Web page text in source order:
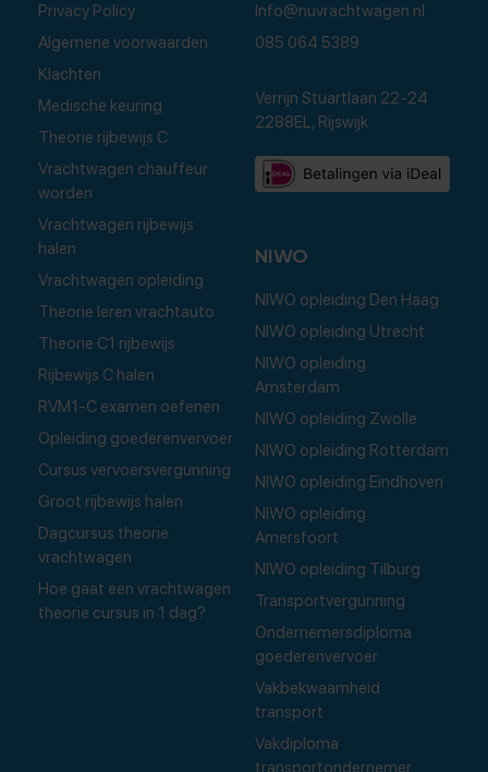
Privacy Policy
Algemene voorwaarden
Klachten
Medische keuring
Theorie rijbewijs C
Vrachtwagen chauffeur
worden
Vrachtwagen rijbewijs
halen
Vrachtwagen opleiding
Theorie leren vrachtauto
Theorie C1 rijbewijs
Rijbewijs C halen
RVM1-C examen oefenen
Opleiding goederenvervoer
Cursus vervoersvergunning
Groot rijbewijs halen
Dagcursus theorie
vrachtwagen
Hoe gaat een vrachtwagen
theorie cursus in 1 dag?
Info@nuvrachtwagen.nl
085 064 5389
Verrijn Stuartlaan 22-24
2288EL, Rijswijk
NIWO
NIWO opleiding Den Haag
NIWO opleiding Utrecht
NIWO opleiding
Amsterdam
NIWO opleiding Zwolle
NIWO opleiding Rotterdam
NIWO opleiding Eindhoven
NIWO opleiding
Amersfoort
NIWO opleiding Tilburg
Transportvergunning
Ondernemersdiploma
goederenvervoer
Vakbekwaamheid
transport
Vakdiploma
transportondernemer